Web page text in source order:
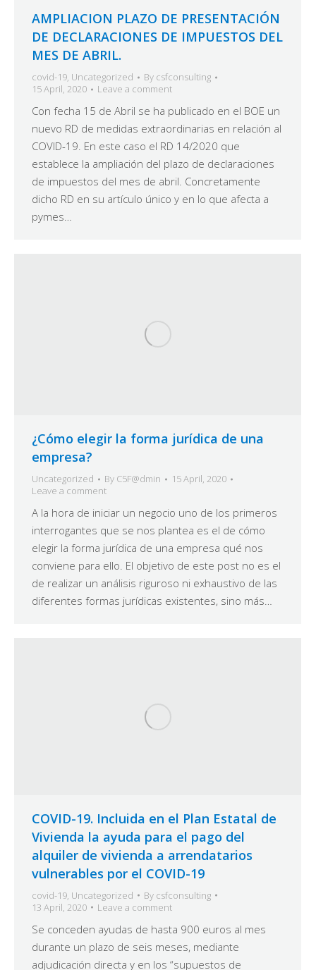
AMPLIACION PLAZO DE PRESENTACIÓN
DE DECLARACIONES DE IMPUESTOS DEL
MES DE ABRIL.
covid-19, Uncategorized By csfconsulting
15 April, 2020
Leave a comment
Con fecha 15 de Abril se ha publicado en el BOE un
nuevo RD de medidas extraordinarias en relación al
COVID-19. En este caso el RD 14/2020 que
establece la ampliación del plazo de declaraciones
de impuestos del mes de abril. Concretamente
dicho RD en su artículo único y en lo que afecta a
pymes…
¿Cómo elegir la forma jurídica de una
empresa?
Uncategorized By C5F@dmin
15 April, 2020
Leave a comment
A la hora de iniciar un negocio uno de los primeros
interrogantes que se nos plantea es el de cómo
elegir la forma jurídica de una empresa qué nos
conviene para ello. El objetivo de este post no es el
de realizar un análisis riguroso ni exhaustivo de las
diferentes formas jurídicas existentes, sino más…
COVID-19. Incluida en el Plan Estatal de
Vivienda la ayuda para el pago del
alquiler de vivienda a arrendatarios
vulnerables por el COVID-19
covid-19, Uncategorized By csfconsulting
13 April, 2020
Leave a comment
Se conceden ayudas de hasta 900 euros al mes
durante un plazo de seis meses, mediante
adjudicación directa y en los “supuestos de